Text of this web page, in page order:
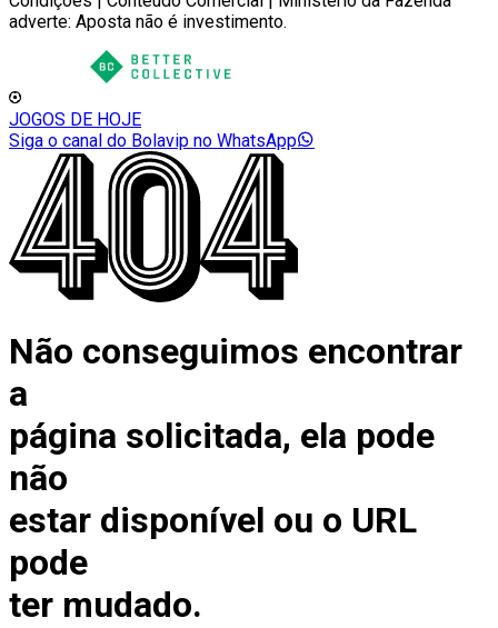
adverte: Aposta não é investimento.
JOGOS DE HOJE
Siga o canal do Bolavip no WhatsApp
Não conseguimos encontrar
a
página solicitada, ela pode
não
estar disponível ou o URL
pode
ter mudado.